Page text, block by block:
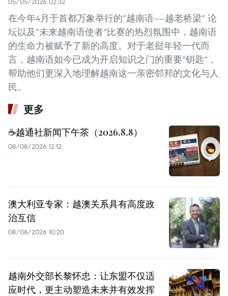
在今年4月于首都万象举行的“越南语——越老桥梁” 论
坛以及“未来越南语使者”比赛的热烈氛围中，越南语
的生命力被赋予了新的高度。对于老挝年轻一代而
言，越南语如今已成为开启知识之门的重要“钥匙”，
帮助他们更深入地理解越南这一亲密邻邦的文化与人
民。
更多
☕️越通社新闻下午茶（2026.8.8）
08/08/2026 12:12
澳大利亚专家：越澳关系具有高度政
治互信
08/08/2026 10:20
越南外交部长黎怀忠：让东盟不仅适
应时代，更主动塑造未来并有效发挥